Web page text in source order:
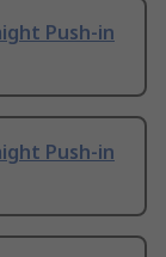
Push-in
Push-in